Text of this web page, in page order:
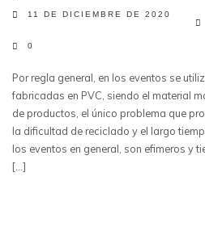
11 DE DICIEMBRE DE 2020
0
Por regla general, en los eventos se
fabricadas en PVC, siendo el material
de productos, el único problema que
la dificultad de reciclado y el largo
los eventos en general, son efimeros y
[…]